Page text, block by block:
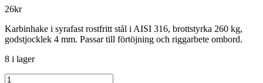
26kr
Karbinhake i syrafast rostfritt stål i AISI 316, brottstyrka 260 kg,
godstjocklek 4 mm. Passar till förtöjning och riggarbete ombord.
8 i lager
1852